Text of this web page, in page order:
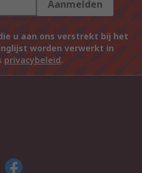
Aanmelden
u aan ons verstrekt bij het
worden verwerkt in
privacybeleid.